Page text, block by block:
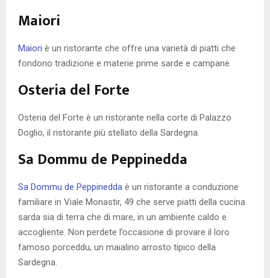
Maiori
Maiori è un ristorante che offre una varietà di piatti che
fondono tradizione e materie prime sarde e campane.
Osteria del Forte
Osteria del Forte è un ristorante nella corte di Palazzo
Doglio, il ristorante più stellato della Sardegna.
Sa Dommu de Peppinedda
Sa Dommu de Peppinedda è un ristorante a conduzione
familiare in Viale Monastir, 49 che serve piatti della cucina
sarda sia di terra che di mare, in un ambiente caldo e
accogliente. Non perdete l’occasione di provare il loro
famoso porceddu, un maialino arrosto tipico della
Sardegna.